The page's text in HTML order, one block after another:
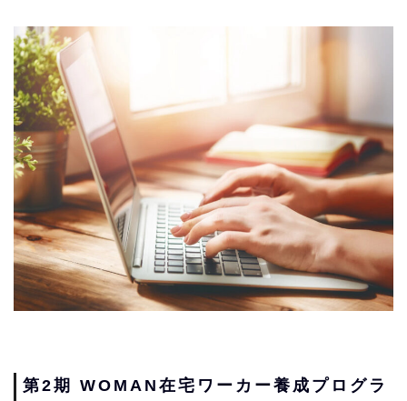
第2期 WOMAN在宅ワーカー養成プログラ